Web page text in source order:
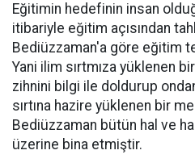
Eğitimin hedefinin insan
itibariyle eğitim açısından
Bediüzzaman'a göre eğitim
Yani ilim sırtmıza yüklenen
zihnini bilgi ile doldurup
sırtına hazire yüklenen bir
Bediüzzaman bütün hal ve
üzerine bina etmiştir.